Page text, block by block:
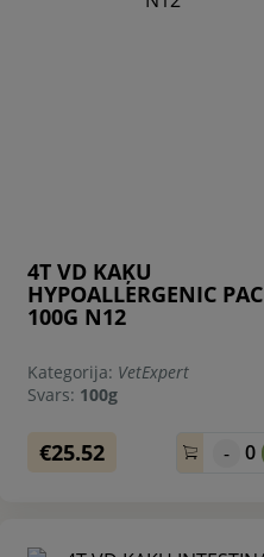
4T VD KAĶU
HYPOALLERGENIC PAC
100G N12
Kategorija: VetExpert
Svars: 100g
€25.52 - 0